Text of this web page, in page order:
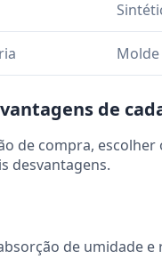
de
de compra,
desvantagens.
de umidade